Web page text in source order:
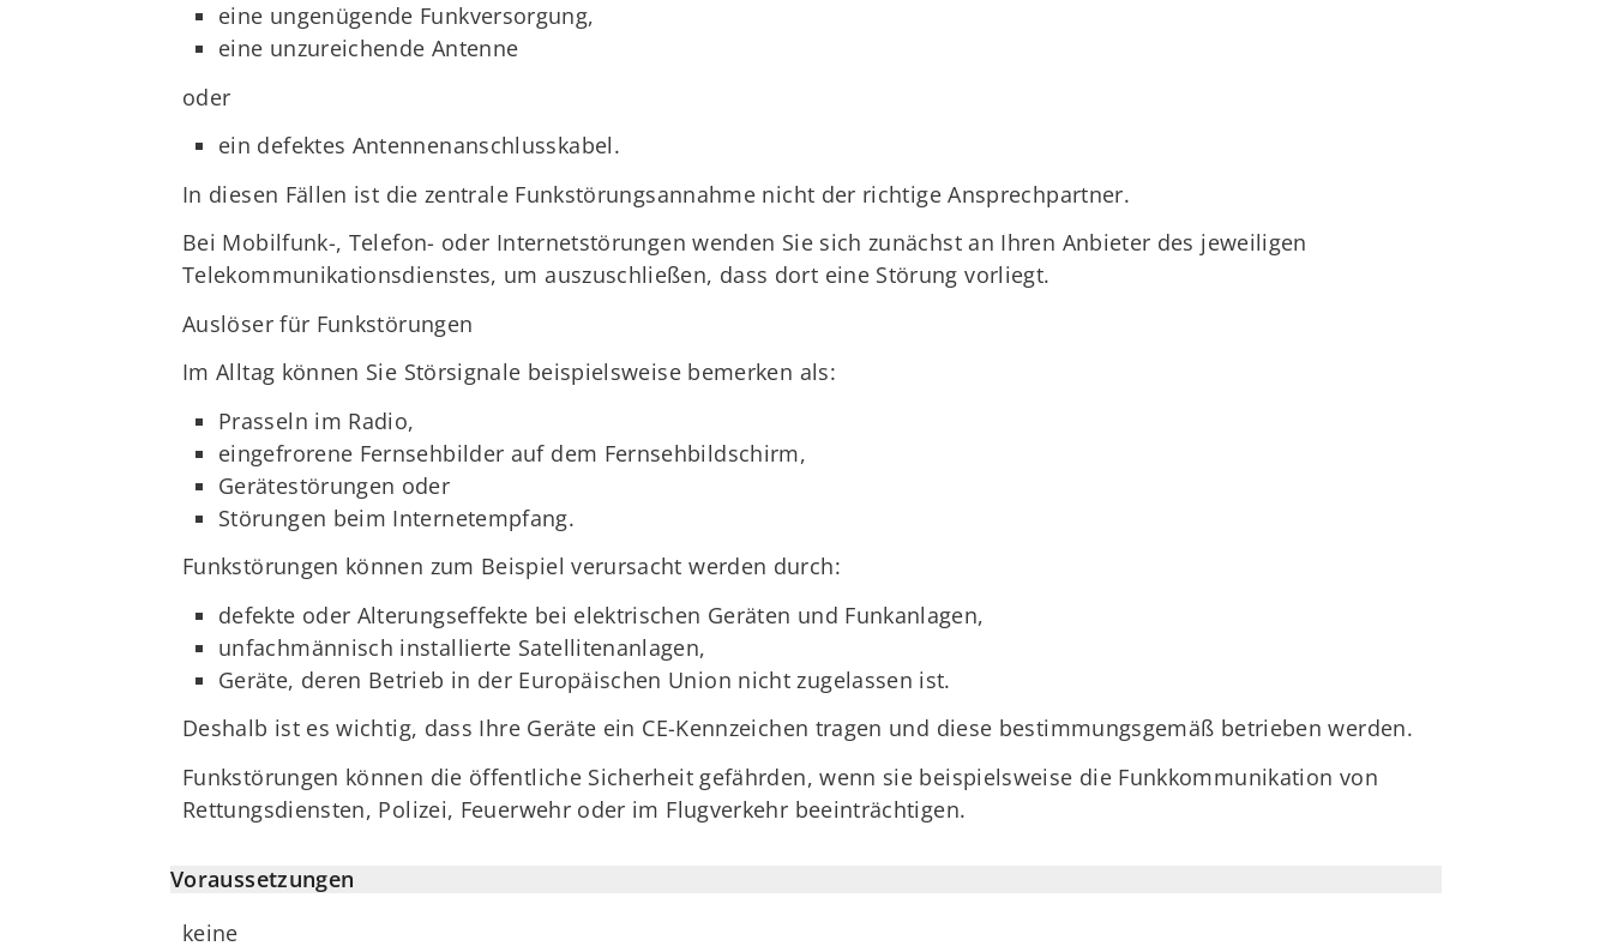
eine ungenügende Funkversorgung,
eine unzureichende Antenne
oder
ein defektes Antennenanschlusskabel.
In diesen Fällen ist die zentrale Funkstörungsannahme nicht der richtige Ansprechpartner.
Bei Mobilfunk-, Telefon- oder Internetstörungen wenden Sie sich zunächst an Ihren Anbieter des jeweiligen
Telekommunikationsdienstes, um auszuschließen, dass dort eine Störung vorliegt.
Auslöser für Funkstörungen
Im Alltag können Sie Störsignale beispielsweise bemerken als:
Prasseln im Radio,
eingefrorene Fernsehbilder auf dem Fernsehbildschirm,
Gerätestörungen oder
Störungen beim Internetempfang.
Funkstörungen können zum Beispiel verursacht werden durch:
defekte oder Alterungseffekte bei elektrischen Geräten und Funkanlagen,
unfachmännisch installierte Satellitenanlagen,
Geräte, deren Betrieb in der Europäischen Union nicht zugelassen ist.
Deshalb ist es wichtig, dass Ihre Geräte ein CE-Kennzeichen tragen und diese bestimmungsgemäß betrieben werden.
Funkstörungen können die öffentliche Sicherheit gefährden, wenn sie beispielsweise die Funkkommunikation von
Rettungsdiensten, Polizei, Feuerwehr oder im Flugverkehr beeinträchtigen.
Voraussetzungen
keine